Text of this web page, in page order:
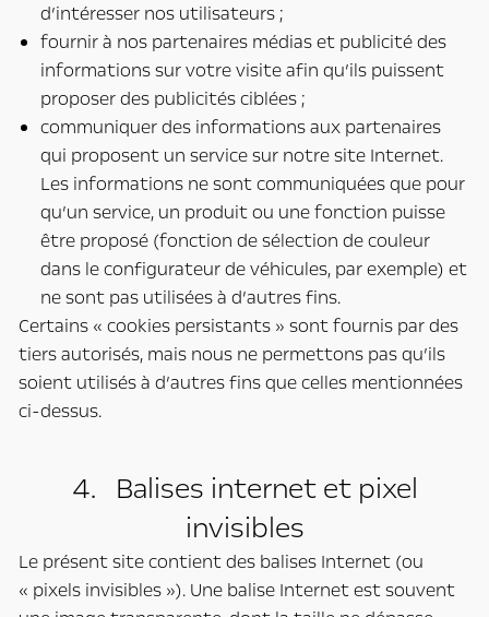
d’intéresser nos utilisateurs ;
fournir à nos partenaires médias et publicité des
informations sur votre visite afin qu’ils puissent
proposer des publicités ciblées ;
communiquer des informations aux partenaires
qui proposent un service sur notre site Internet.
Les informations ne sont communiquées que pour
qu’un service, un produit ou une fonction puisse
être proposé (fonction de sélection de couleur
dans le configurateur de véhicules, par exemple) et
ne sont pas utilisées à d’autres fins.
Certains « cookies persistants » sont fournis par des
tiers autorisés, mais nous ne permettons pas qu’ils
soient utilisés à d’autres fins que celles mentionnées
ci-dessus.
4. Balises internet et pixel
invisibles
Le présent site contient des balises Internet (ou
« pixels invisibles »). Une balise Internet est souvent